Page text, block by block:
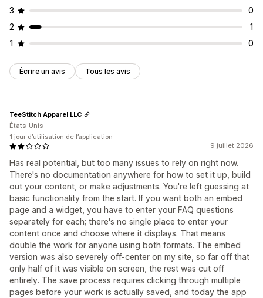
3
0
2
1
1
0
Écrire un avis Tous les avis
9 juillet 2026
Has real potential, but too many issues to rely on right now.
There's no documentation anywhere for how to set it up, build
out your content, or make adjustments. You're left guessing at
basic functionality from the start. If you want both an embed
page and a widget, you have to enter your FAQ questions
separately for each; there's no single place to enter your
content once and choose where it displays. That means
double the work for anyone using both formats. The embed
version was also severely off-center on my site, so far off that
only half of it was visible on screen, the rest was cut off
entirely. The save process requires clicking through multiple
pages before your work is actually saved, and today the app
TeeStitch Apparel LLC
États-Unis
1 jour d’utilisation de l’application